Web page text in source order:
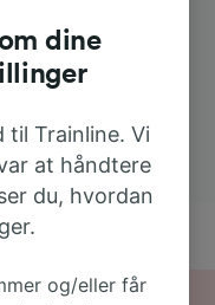
Cádiz
dine
Trainline. Vi
at håndtere
du, hvordan
og/eller får